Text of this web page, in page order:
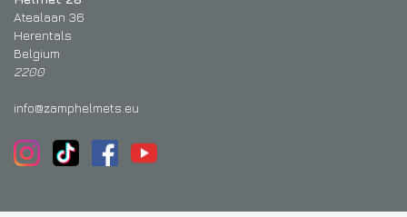
Atealaan 36
Herentals
Belgium
2200
info@zamphelmets.eu